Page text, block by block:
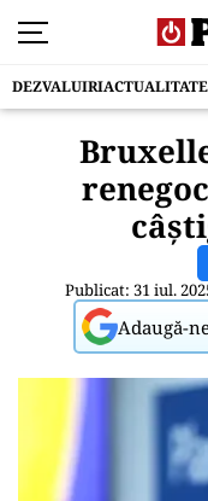
DEZVALUIRIACTUALITATE
Publicat: 31 iul.
Adaugă-